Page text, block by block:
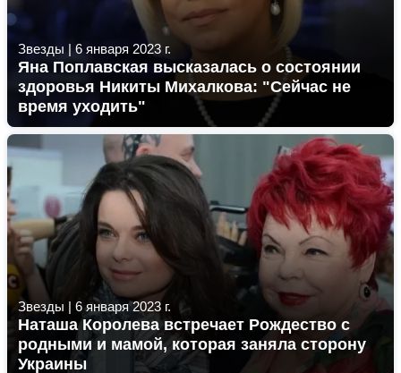
Звезды | 6 января 2023 г.
Яна Поплавская высказалась о состоянии
здоровья Никиты Михалкова: "Сейчас не
время уходить"
Звезды | 6 января 2023 г.
Наташа Королева встречает Рождество с
родными и мамой, которая заняла сторону
Украины